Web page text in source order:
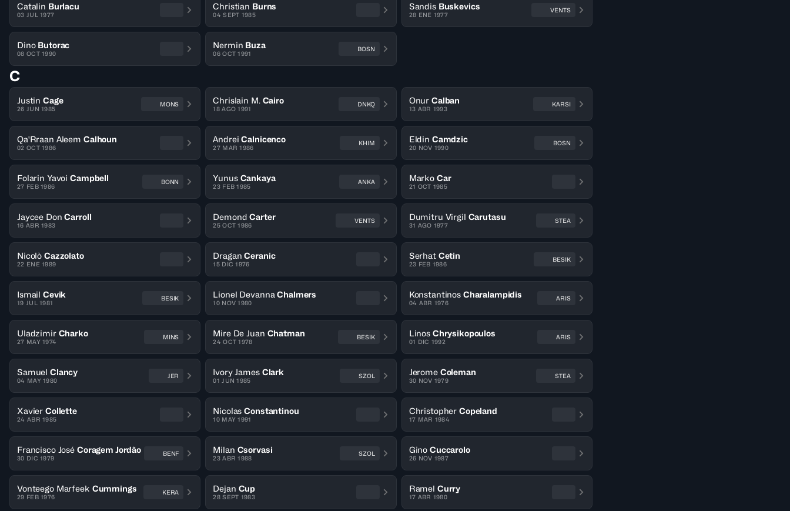
Catalin Burlacu
03 JUL 1977
Christian Burns
04 SEPT 1985
Sandis Buskevics
28 ENE 1977
VENTS
Dino Butorac
08 OCT 1990
Nermin Buza
06 OCT 1991
BOSN
C
Justin Cage
26 JUN 1985
MONS Chrislain M. Cairo
18 AGO 1991
DNKQ Onur Calban
13 ABR 1993
KARSI
Qa'Rraan Aleem Calhoun
02 OCT 1986
Andrei Calnicenco
27 MAR 1986
KHIM Eldin Camdzic
20 NOV 1990
BOSN
Folarin Yavoi Campbell
27 FEB 1986
BONN Yunus Cankaya
23 FEB 1985
ANKA Marko Car
21 OCT 1985
Jaycee Don Carroll
16 ABR 1983
Demond Carter
25 OCT 1986
VENTS Dumitru Virgil Carutasu
31 AGO 1977
STEA
Nicolò Cazzolato
22 ENE 1989
Dragan Ceranic
15 DIC 1976
Serhat Cetin
23 FEB 1986
BESIK
Ismail Cevik
19 JUL 1981
BESIK Lionel Devanna Chalmers
10 NOV 1980
Konstantinos Charalampidis
04 ABR 1976
ARIS
Uladzimir Charko
27 MAY 1974
MINS Mire De Juan Chatman
24 OCT 1978
BESIK Linos Chrysikopoulos
01 DIC 1992
ARIS
Samuel Clancy
04 MAY 1980
JER Ivory James Clark
01 JUN 1985
SZOL Jerome Coleman
30 NOV 1979
STEA
Xavier Collette
24 ABR 1985
Nicolas Constantinou
10 MAY 1991
Christopher Copeland
17 MAR 1984
Francisco José Coragem Jordão
30 DIC 1979
BENF Milan Csorvasi
23 ABR 1988
SZOL Gino Cuccarolo
26 NOV 1987
Vonteego Marfeek Cummings
29 FEB 1976
KERA Dejan Cup
28 SEPT 1983
Ramel Curry
17 ABR 1980